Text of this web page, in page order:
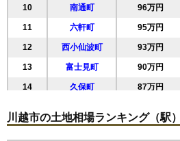
10 南通町 96万円
11 六軒町 95万円
12 西小仙波町 93万円
13 富士見町 90万円
14 久保町 87万円
16 末広町 85万円
川越市の土地相場ランキング（駅）